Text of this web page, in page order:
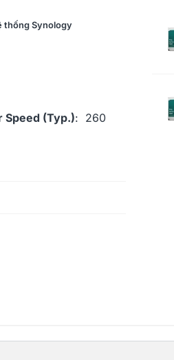
thống Synology
Speed (Typ.): 260
Ổ Cứng Synology HAT3300-
6T (6TB, 3.5" SATA,...